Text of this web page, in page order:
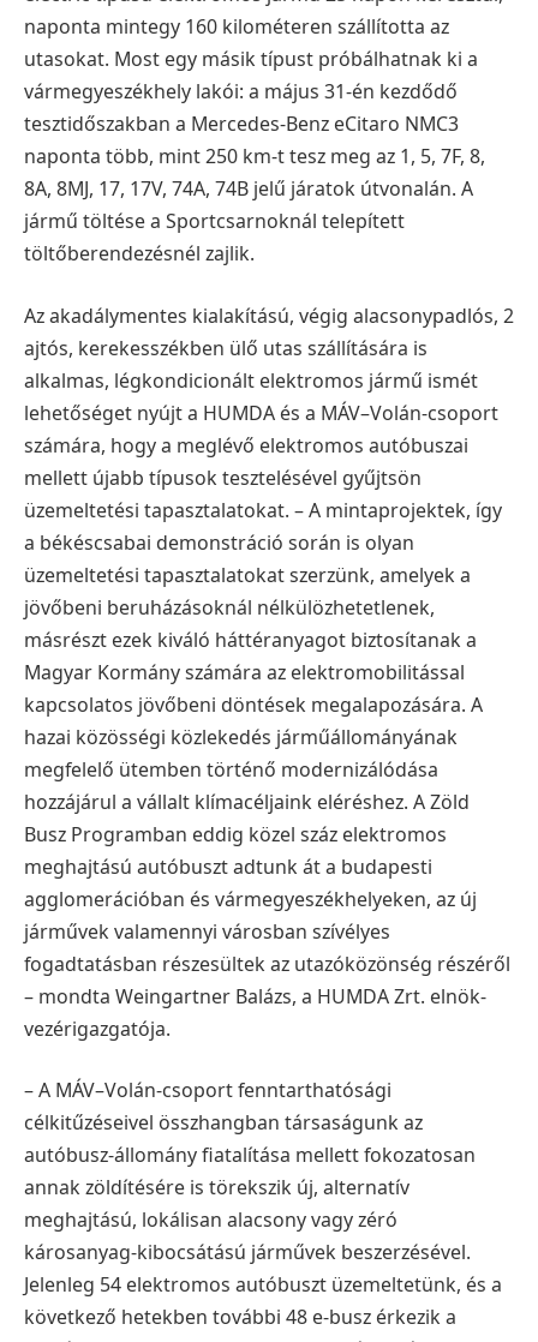
naponta mintegy 160 kilométeren szállította az
utasokat. Most egy másik típust próbálhatnak ki a
vármegyeszékhely lakói: a május 31-én kezdődő
tesztidőszakban a Mercedes-Benz eCitaro NMC3
naponta több, mint 250 km-ttesz meg az 1, 5, 7F, 8,
8A, 8MJ, 17, 17V, 74A, 74B jelű járatok útvonalán. A
jármű töltése a Sportcsarnoknál telepített
töltőberendezésnél zajlik.
Az akadálymentes kialakítású, végig alacsonypadlós, 2
ajtós, kerekesszékben ülő utas szállítására is
alkalmas, légkondicionált elektromos jármű ismét
lehetőséget nyújt a HUMDA és a MÁV–Volán-csoport
számára, hogy a meglévő elektromos autóbuszai
mellett újabb típusok tesztelésével gyűjtsön
üzemeltetési tapasztalatokat. – A mintaprojektek, így
a békéscsabai demonstráció során is olyan
üzemeltetési tapasztalatokat szerzünk, amelyek a
jövőbeni beruházásoknál nélkülözhetetlenek,
másrészt ezek kiváló háttéranyagot biztosítanak a
Magyar Kormány számára az elektromobilitással
kapcsolatos jövőbeni döntések megalapozására. A
hazai közösségi közlekedés járműállományának
megfelelő ütemben történő modernizálódása
hozzájárul a vállalt klímacéljaink eléréshez. A Zöld
Busz Programban eddig közel száz elektromos
meghajtású autóbuszt adtunk át a budapesti
agglomerációban és vármegyeszékhelyeken, az új
járművek valamennyi városban szívélyes
fogadtatásban részesültek az utazóközönség részéről
– mondta Weingartner Balázs, a HUMDA Zrt. elnök-
vezérigazgatója.
– A MÁV–Volán-csoport fenntarthatósági
célkitűzéseivel összhangban társaságunk az
autóbusz-állomány fiatalítása mellett fokozatosan
annak zöldítésére is törekszik új, alternatív
meghajtású, lokálisan alacsony vagy zéró
károsanyag-kibocsátású járművek beszerzésével.
Jelenleg 54 elektromos autóbuszt üzemeltetünk, és a
következő hetekben további 48 e-busz érkezik a